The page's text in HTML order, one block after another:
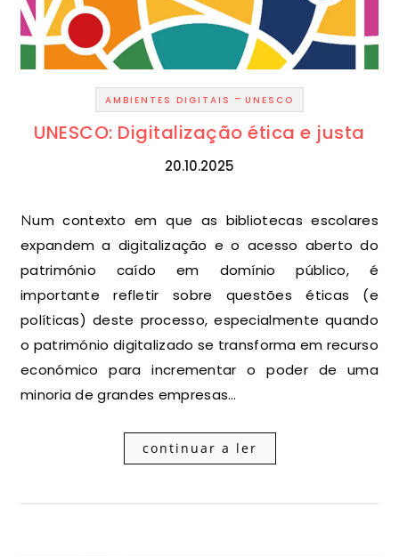
AMBIENTES DIGITAIS - UNESCO
UNESCO: Digitalização ética e justa
20.10.2025
Num contexto em que as bibliotecas escolares
expandem a digitalização e o acesso aberto do
património caído em domínio público, é
importante refletir sobre questões éticas (e
políticas) deste processo, especialmente quando
o património digitalizado se transforma em recurso
económico para incrementar o poder de uma
minoria de grandes empresas…
continuar a ler